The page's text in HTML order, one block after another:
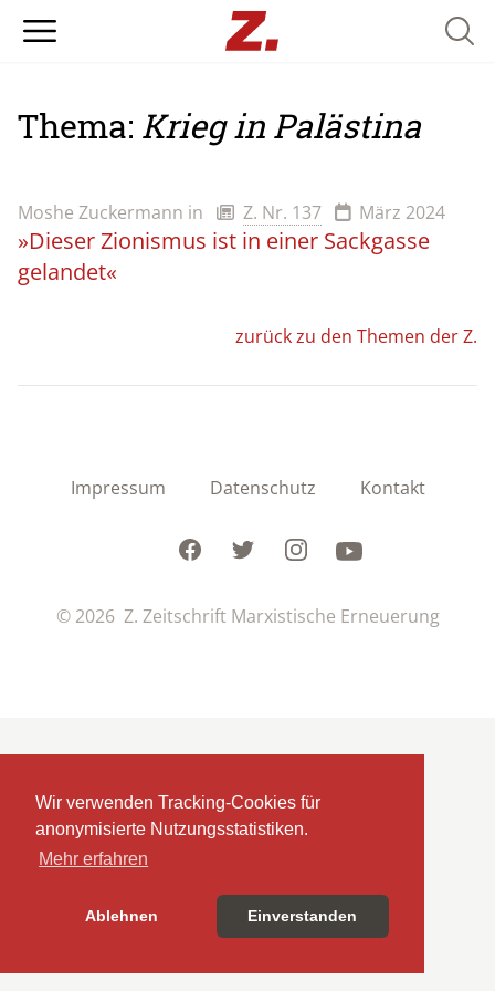
Wir verwenden Tracking-Cookies für
anonymisierte Nutzungsstatistiken.
Mehr erfahren
Ablehnen Einverstanden
Thema: Krieg in Palästina
Moshe Zuckermann in Z. Nr. 137 März 2024
»Dieser Zionismus ist in einer Sackgasse
gelandet«
zurück zu den Themen der Z.
Impressum Datenschutz Kontakt
FacebookTwitterInstagramYoutube
© 2026 Z. Zeitschrift Marxistische Erneuerung